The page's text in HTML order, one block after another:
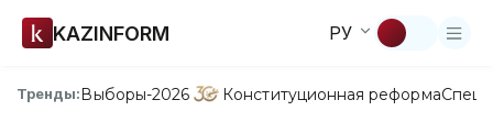
KAZINFORM РУ
Тренды:Выборы-2026 Конституционная реформа